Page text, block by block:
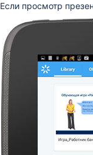
Если просмотр